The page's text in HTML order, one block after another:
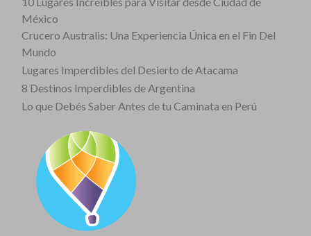
México
Crucero Australis: Una Experiencia Única en el Fin Del
Mundo
Lugares Imperdibles del Desierto de Atacama
8 Destinos Imperdibles de Argentina
Lo que Debés Saber Antes de tu Caminata en Perú